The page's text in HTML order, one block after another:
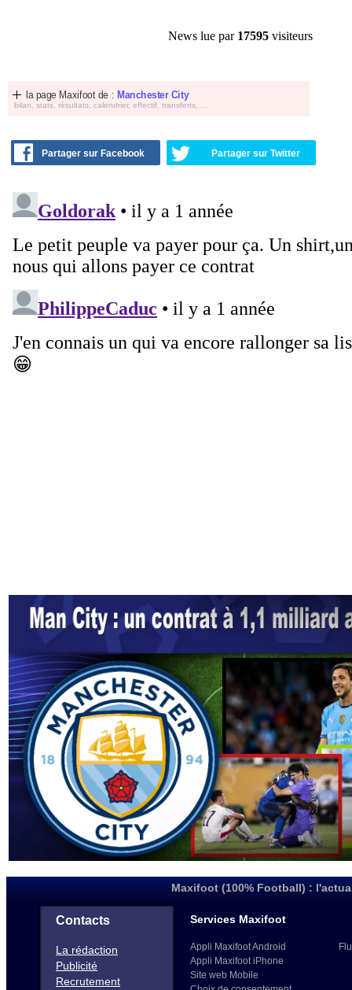
News lue par 17595 visiteurs
la page Maxifoot de : Manchester City
bilan, stats, résultats, calendrier, effectif, transferts, ...
Partager sur Facebook Partager sur Twitter
Maxifoot (100% Football) :
Contacts
La rédaction
Publicité
Recrutement
Services Maxifoot
Appli Maxifoot Android
Appli Maxifoot iPhone
Site web Mobile